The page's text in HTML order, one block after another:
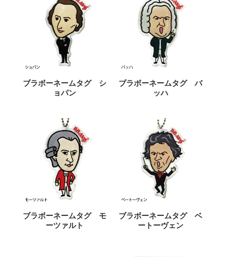
ブラボーネームタグ シ
ョパン
ブラボーネームタグ バ
ッハ
ブラボーネームタグ モ
ーツァルト
ブラボーネームタグ ベ
ートーヴェン